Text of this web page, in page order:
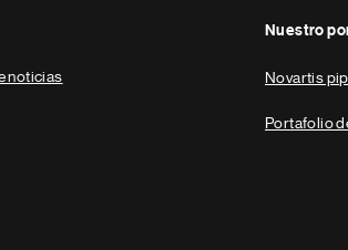
noticias
Nuestro
Novartis
Portafolio